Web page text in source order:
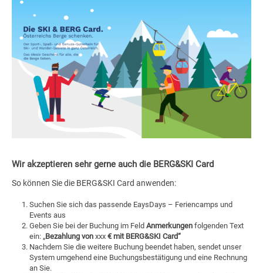
Wir akzeptieren sehr gerne auch die BERG&SKI Card
So können Sie die BERG&SKI Card anwenden:
Suchen Sie sich das passende EaysDays – Feriencamps und
Events aus
Geben Sie bei der Buchung im Feld Anmerkungen folgenden Text
ein: „Bezahlung von xxx€ mit BERG&SKI Card“
Nachdem Sie die weitere Buchung beendet haben, sendet unser
System umgehend eine Buchungsbestätigung und eine Rechnung
an Sie.